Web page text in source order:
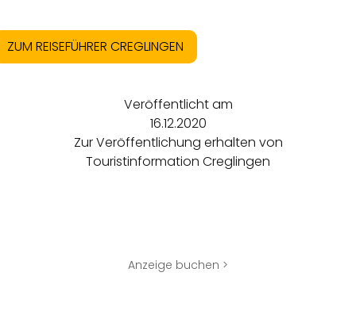
ZUM REISEFÜHRER CREGLINGEN
Veröffentlicht am
16.12.2020
Zur Veröffentlichung erhalten von
Touristinformation Creglingen
Anzeige buchen >